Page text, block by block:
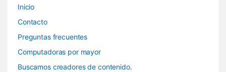
Inicio
Contacto
Preguntas frecuentes
Computadoras por mayor
Buscamos creadores de contenido.